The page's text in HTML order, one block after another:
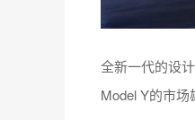
全新一代的设
Model Y的市场